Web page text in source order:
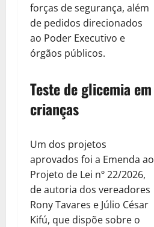
forças de segurança, além
de pedidos direcionados
ao Poder Executivo e
órgãos públicos.
Teste de glicemia em
crianças
Um dos projetos
aprovados foi a Emenda ao
Projeto de Lei nº 22/2026,
de autoria dos vereadores
Rony Tavares e Júlio César
Kifú, que dispõe sobre o